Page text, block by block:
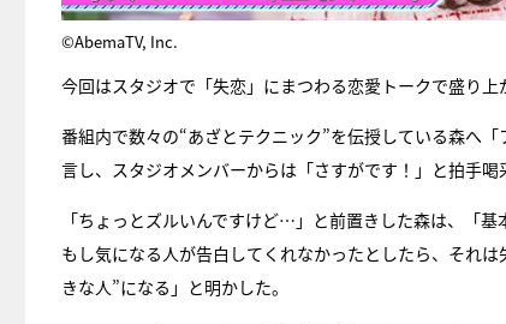
©AbemaTV, Inc.
今回はスタジオで「失恋」にまつわる恋愛トークで盛り上
番組内で数々の“あざとテクニック”を伝授している森へ
言し、スタジオメンバーからは「さすがです！」と拍手喝
「ちょっとズルいんですけど…」と前置きした森は、「
もし気になる人が告白してくれなかったとしたら、それ
きな人”になる」と明かした。